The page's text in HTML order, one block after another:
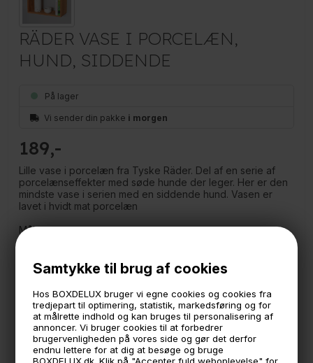
Samtykke til brug af cookies
Hos BOXDELUX bruger vi egne cookies og cookies fra
tredjepart til optimering, statistik, markedsføring og for
at målrette indhold og kan bruges til personalisering af
annoncer. Vi bruger cookies til at forbedrer
brugervenligheden på vores side og gør det derfor
endnu lettere for at dig at besøge og bruge
BOXDELUX.dk. Klik på "Accepter fuld weboplevelse" for
RÄDER VASE I PORCELÆN,
HUND, SIDDENDE
På lager
Vi sender din pakke i morgen
189
Lille vase i porcelæn fra Tyske Räder. Del af en serie af
porcelænseffekter med søde hunde der leger. Her er den
mindste vase i serien med en siddende hund. Vasen er
lavet i hvidt mat porcelæn
Måler:
*Vask i hånden anbefales.
Mat rå uglaseret porcelæn
🕚 Bestil inden 11 & vi sender samme dag på hverdage